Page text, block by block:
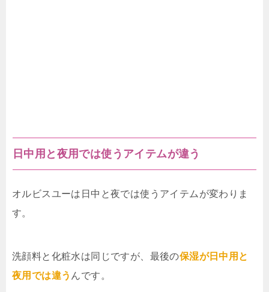
日中用と夜用では使うアイテムが違う
オルビスユーは日中と夜では使うアイテムが変わりま
す。
洗顔料と化粧水は同じですが、最後の保湿が日中用と
夜用では違う んです。